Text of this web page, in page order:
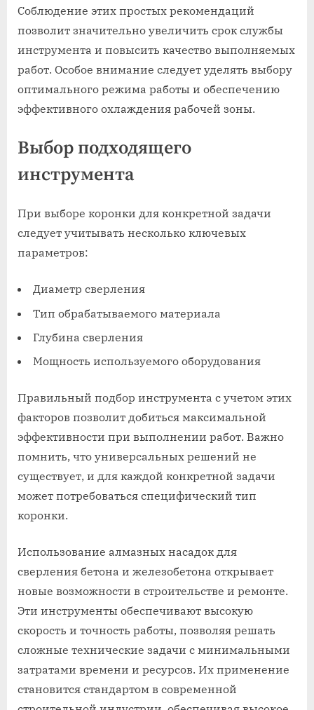
Соблюдение этих простых рекомендаций
позволит значительно увеличить срок службы
инструмента и повысить качество выполняемых
работ. Особое внимание следует уделять выбору
оптимального режима работы и обеспечению
эффективного охлаждения рабочей зоны.
Выбор подходящего
инструмента
При выборе коронки для конкретной задачи
следует учитывать несколько ключевых
параметров:
Диаметр сверления
Тип обрабатываемого материала
Глубина сверления
Мощность используемого оборудования
Правильный подбор инструмента с учетом этих
факторов позволит добиться максимальной
эффективности при выполнении работ. Важно
помнить, что универсальных решений не
существует, и для каждой конкретной задачи
может потребоваться специфический тип
коронки.
Использование алмазных насадок для
сверления бетона и железобетона открывает
новые возможности в строительстве и ремонте.
Эти инструменты обеспечивают высокую
скорость и точность работы, позволяя решать
сложные технические задачи с минимальными
затратами времени и ресурсов. Их применение
становится стандартом в современной